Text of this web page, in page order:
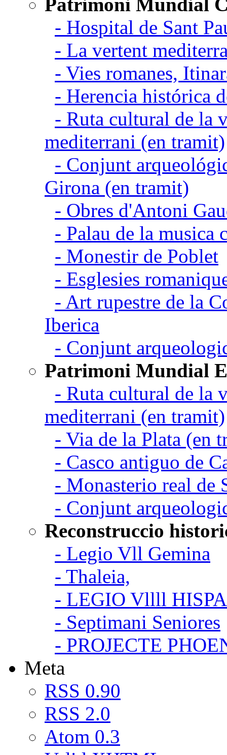
Patrimoni Mundial
- Hospital de Sant
- La vertent
- Vies romanes,
- Herencia histórica
- Ruta cultural de la
mediterrani (en tramit)
- Conjunt
Girona (en tramit)
- Obres d'Antoni
- Palau de la musica
- Monestir de Poblet
- Esglesies
- Art rupestre de la
Iberica
- Conjunt
Patrimoni Mundial
- Ruta cultural de la
mediterrani (en tramit)
- Via de la Plata (en
- Casco antiguo de
- Monasterio real de
- Conjunt
Reconstruccio
- Legio Vll Gemina
- Thaleia,
- LEGIO Vllll
- Septimani Seniores
- PROJECTE
Meta
RSS 0.90
RSS 2.0
Atom 0.3